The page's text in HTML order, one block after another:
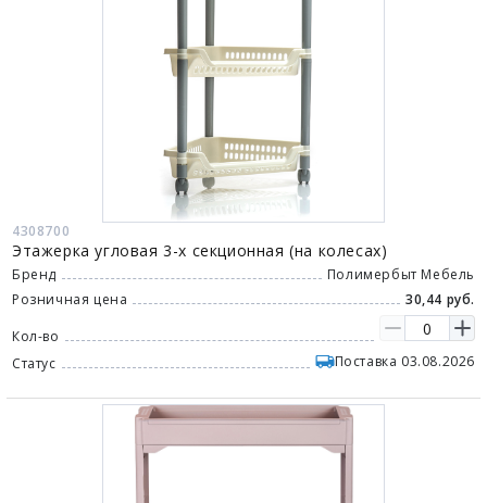
4308700
Этажерка угловая 3-х секционная (на колесах)
Бренд
Полимербыт Мебель
Розничная цена
30,44 руб.
Кол-во
Статус
Поставка 03.08.2026